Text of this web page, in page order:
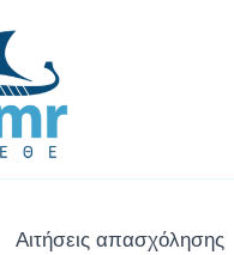
Αιτήσεις απασχόλησης